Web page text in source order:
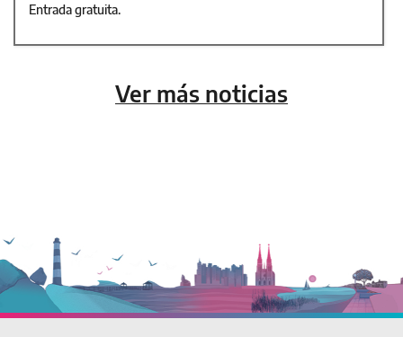
Entrada gratuita.
Ver más noticias